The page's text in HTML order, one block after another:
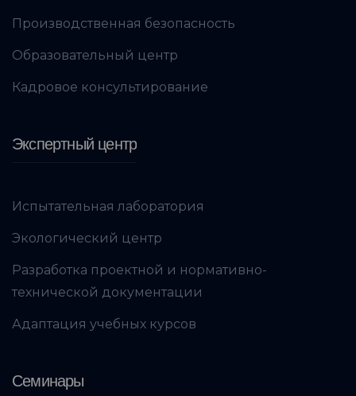
Производственная безопасность
Образовательный центр
Кадровое консультирование
Экспертный центр
Испытательная лаборатория
Экологический центр
Разработка проектной и нормативно-
технической документации
Адаптация учебных курсов
Семинары